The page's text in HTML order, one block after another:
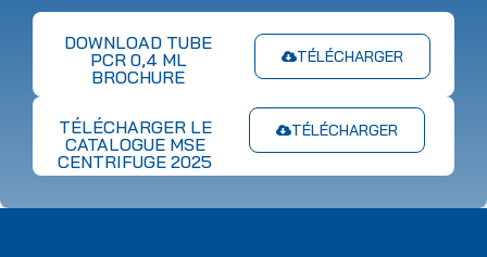
TÉLÉCHARGER
DOWNLOAD TUBE
PCR 0,4 ML
BROCHURE
TÉLÉCHARGER
TÉLÉCHARGER LE
CATALOGUE MSE
CENTRIFUGE 2025